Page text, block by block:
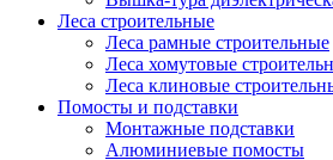
Леса строительные
Леса рамные строительные
Леса хомутовые
Леса клиновые
Помосты и подставки
Монтажные подставки
Алюминиевые помосты